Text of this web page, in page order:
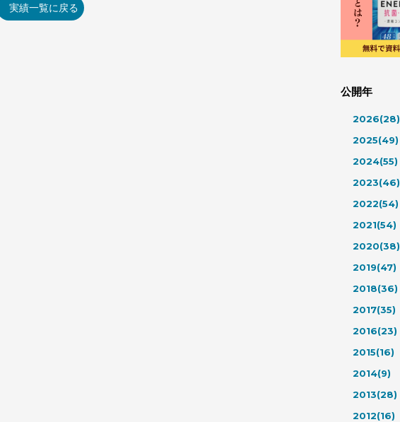
実績一覧に戻る
公開年
2026(28)
2025(49)
2024(55)
2023(46)
2022(54)
2021(54)
2020(38)
2019(47)
2018(36)
2017(35)
2016(23)
2015(16)
2014(9)
2013(28)
2012(16)